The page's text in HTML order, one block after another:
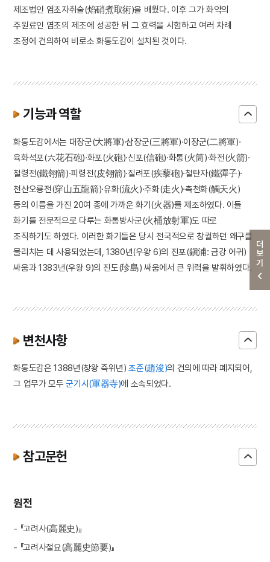
더보기
제조법인 염초자취술(焰硝煮取術)을 배웠다. 이후 그가 화약의
주원료인 염초의 제조에 성공한 뒤 그 효력을 시험하고 여러 차례
조정에 건의하여 비로소 화통도감이 설치된 것이다.
기능과 역할
화통도감에서는 대장군(大將軍)·삼장군(三將軍)·이장군(二將軍)·
육화석포(六花石砲)·화포(火砲)·신포(信砲)·화통(火筒)·화전(火箭)·
철령전(鐵翎箭)·피령전(皮翎箭)·질려포(疾藜砲)·철탄자(鐵彈子)·
천산오룡전(穿山五龍箭)·유화(流火)·주화(走火)·촉천화(觸天火)
등의 이름을 가진 20여 종에 가까운 화기(火器)를 제조하였다. 이들
화기를 전문적으로 다루는 화통방사군(火桶放射軍)도 따로
조직하기도 하였다. 이러한 화기들은 당시 전국적으로 창궐하던 왜구를
물리치는 데 사용되었는데, 1380년(우왕 6)의 진포(鎭浦: 금강 어귀)
싸움과 1383년(우왕 9)의 진도(珍島) 싸움에서 큰 위력을 발휘하였다.
변천사항
화통도감은 1388년(창왕 즉위년) 조준(趙浚)의 건의에 따라 폐지되어,
그 업무가 모두군기시(軍器寺)에 소속되었다.
참고문헌
원전
- 『고려사(高麗史)』
- 『고려사절요(高麗史節要)』